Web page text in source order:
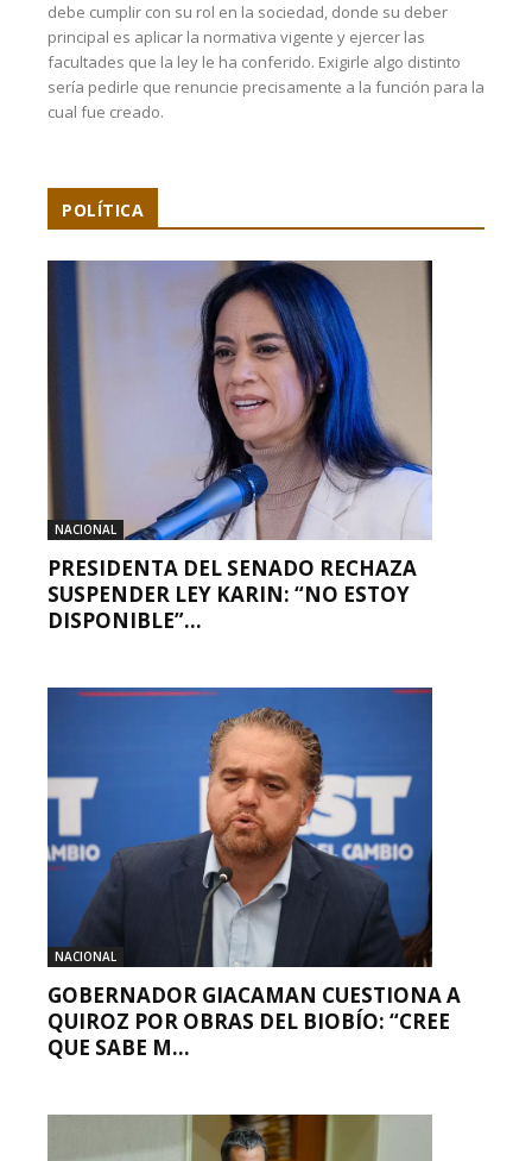
debe cumplir con su rol en la sociedad, donde su deber
principal es aplicar la normativa vigente y ejercer las
facultades que la ley le ha conferido. Exigirle algo distinto
sería pedirle que renuncie precisamente a la función para la
cual fue creado.
POLÍTICA
NACIONAL
PRESIDENTA DEL SENADO RECHAZA
SUSPENDER LEY KARIN: “NO ESTOY
DISPONIBLE”...
NACIONAL
GOBERNADOR GIACAMAN CUESTIONA A
QUIROZ POR OBRAS DEL BIOBÍO: “CREE
QUE SABE M...